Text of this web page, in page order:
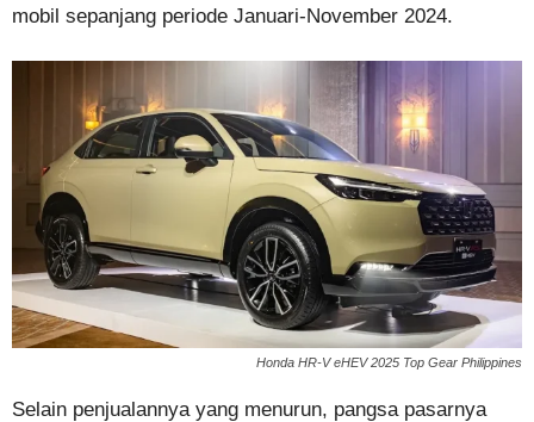
mobil sepanjang periode Januari-November 2024.
Honda HR-V eHEV 2025 Top Gear Philippines
Selain penjualannya yang menurun, pangsa pasarnya